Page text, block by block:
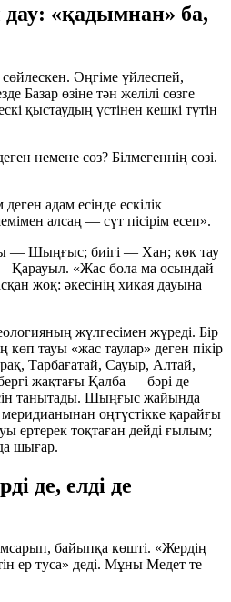
«қадымнан» ба,
Әңгіме үйлеспей,
Базар өзіне тән желілі сөзге
қыстаудың үстінен кешкі түтін
немене сөз? Білмегеннің сөзі.
адам есінде ескілік
алсаң — сүт пісірім есеп».
— Шыңғыс; биігі — Хан; көк тау
Қарауыл. «Жас бола ма осындай
жоқ: әкесінің хикая дауына
жүлгесімен жүреді. Бір
көп тауы «жас таулар» деген пікір
Тарбағатай, Сауыр, Алтай,
жақтағы Қалба — бәрі де
танытады. Шыңғыс жайында
оңтүстікке қарайғы
ертерек тоқтаған дейді ғылым;
шығар.
де, елді де
байыпқа көшті. «Жердің
ер туса» деді. Мұны Медет те